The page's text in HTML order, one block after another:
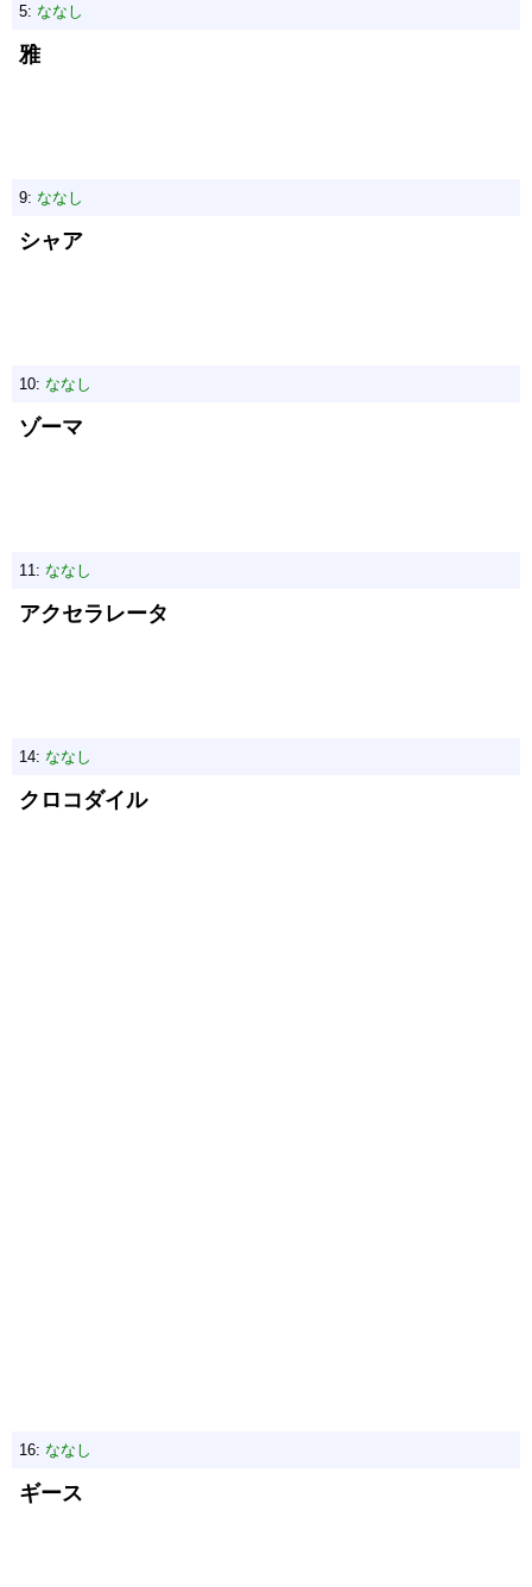
5: ななし
雅
9: ななし
シャア
10: ななし
ゾーマ
11: ななし
アクセラレータ
14: ななし
クロコダイル
16: ななし
ギース